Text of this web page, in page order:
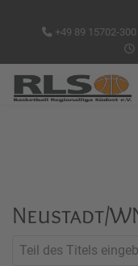
+49 89 15702-300
Neustadt/
Teil des Titels eingeben